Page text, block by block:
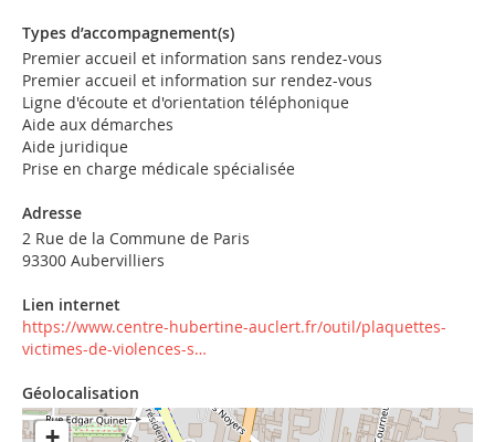
Types d’accompagnement(s)
Premier accueil et information sans rendez-vous
Premier accueil et information sur rendez-vous
Ligne d'écoute et d'orientation téléphonique
Aide aux démarches
Aide juridique
Prise en charge médicale spécialisée
Adresse
2 Rue de la Commune de Paris
93300 Aubervilliers
Lien internet
https://www.centre-hubertine-auclert.fr/outil/plaquettes-
victimes-de-violences-s…
Géolocalisation